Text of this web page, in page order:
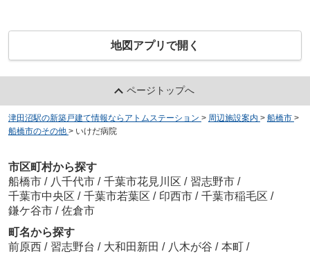
地図アプリで開く
ページトップへ
津田沼駅の新築戸建て情報ならアトムステーション > 周辺施設案内 > 船橋市 >
船橋市のその他 > いけだ病院
市区町村から探す
船橋市 / 八千代市 / 千葉市花見川区 / 習志野市 /
千葉市中央区 / 千葉市若葉区 / 印西市 / 千葉市稲毛区 /
鎌ケ谷市 / 佐倉市
町名から探す
前原西 / 習志野台 / 大和田新田 / 八木が谷 / 本町 /